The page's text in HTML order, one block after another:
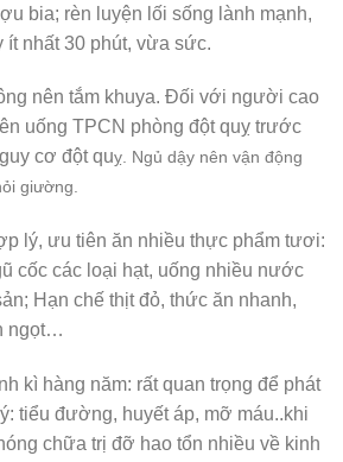
bia; rèn luyện lối sống lành mạnh,
ít nhất 30 phút, vừa sức.
nên tắm khuya. Đối với người cao
uống TPCN phòng đột quỵ trước
cơ đột quỵ. Ngủ dậy nên vận động
giường.
lý, ưu tiên ăn nhiều thực phẩm tươi:
cốc các loại hạt, uống nhiều nước
Hạn chế thịt đỏ, thức ăn nhanh,
ngọt…
kì hàng năm: rất quan trọng để phát
tiểu đường, huyết áp, mỡ máu..khi
chữa trị đỡ hao tổn nhiều về kinh